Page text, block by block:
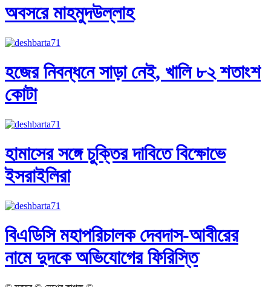
অবসরে মাহমুদউল্লাহ
হজের নিবন্ধনে সাড়া নেই, খালি ৮২ শতাংশ
কোটা
হামাসের সঙ্গে চুক্তির দাবিতে বিক্ষোভে
ইসরাইলিরা
বিএডিসি মহাপরিচালক দেবদাস-আবীরের
নামে দুদকে অভিযোগের ফিরিস্তি